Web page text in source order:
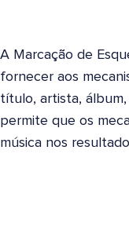
A Marcação de
fornecer aos
título, artista,
permite que os
música nos